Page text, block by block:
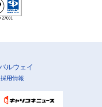
ルウェイ
採用情報